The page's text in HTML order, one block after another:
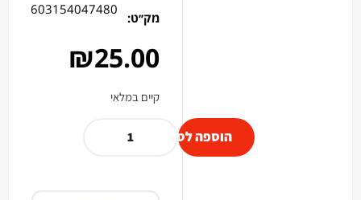
מק׳׳ט:
603154047480
₪25.00
קיים במלאי
הוספה לסל